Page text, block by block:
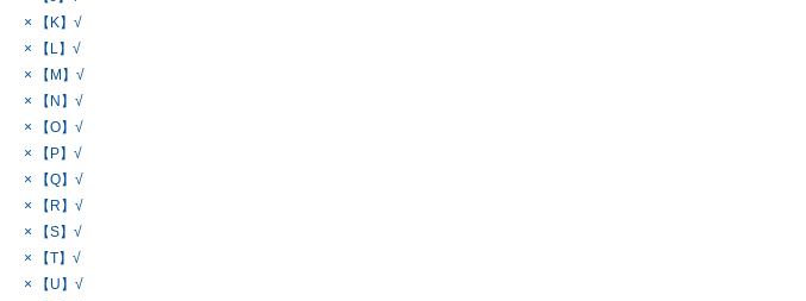
× 【K】√
× 【L】√
× 【M】√
× 【N】√
× 【O】√
× 【P】√
× 【Q】√
× 【R】√
× 【S】√
× 【T】√
× 【U】√